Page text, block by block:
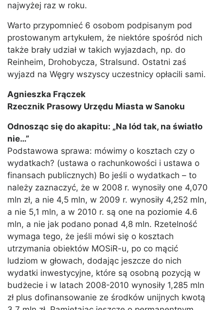
najwyżej raz w roku.
Warto przypomnieć 6 osobom podpisanym pod
prostowanym artykułem, że niektóre spośród nich
także brały udział w takich wyjazdach, np. do
Reinheim, Drohobycza, Stralsund. Ostatni zaś
wyjazd na Węgry wszyscy uczestnicy opłacili sami.
Agnieszka Frączek
Rzecznik Prasowy Urzędu Miasta w Sanoku
Odnosząc się do akapitu: „Na lód tak, na światło
nie…”
Podstawowa sprawa: mówimy o kosztach czy o
wydatkach? (ustawa o rachunkowości i ustawa o
finansach publicznych) Bo jeśli o wydatkach – to
należy zaznaczyć, że w 2008 r. wynosiły one 4,070
mln zł, a nie 4,5 mln, w 2009 r. wynosiły 4,252 mln,
a nie 5,1 mln, a w 2010 r. są one na poziomie 4.6
mln, a nie jak podano ponad 4,8 mln. Rzetelność
wymaga tego, że jeśli mówi się o kosztach
utrzymania obiektów MOSiR-u, po co mącić
ludziom w głowach, dodając jeszcze do nich
wydatki inwestycyjne, które są osobną pozycją w
budżecie i w latach 2008-2010 wynosiły 1,285 mln
zł plus dofinansowanie ze środków unijnych kwotą